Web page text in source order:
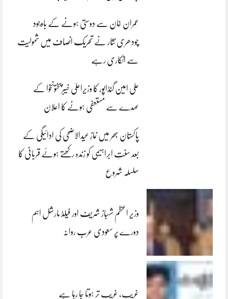
عمران خان سے دوستی ہونے کے باوجود
چودھری نثار نے تحریک انصاف میں شمولیت
سے انکاری رہے
علی امین گنڈاپور کا وزیراعلیٰ خیبرپختونخوا کے
عہدے سے مستعفی ہونے کا اعلان
پاکستان بھر میں نمازِ عیدالاضحی کی ادائیگی کے
بعد سنتِ ابراہیمی کو زندہ رکھتے ہوئے قربانی کا
سلسلہ شروع
وزیر اعظم شہباز شریف اور فیلڈ مارشل اہم
دورے پر سعودی عرب روانہ
غریب، غریب تر ہوتا جا رہا ہے